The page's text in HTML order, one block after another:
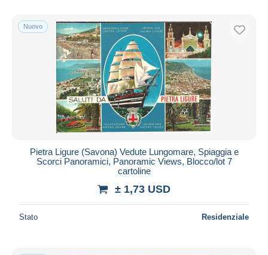
Nuovo
Pietra Ligure (Savona) Vedute Lungomare, Spiaggia e
Scorci Panoramici, Panoramic Views, Blocco/lot 7
cartoline
± 1,73 USD
Stato Residenziale